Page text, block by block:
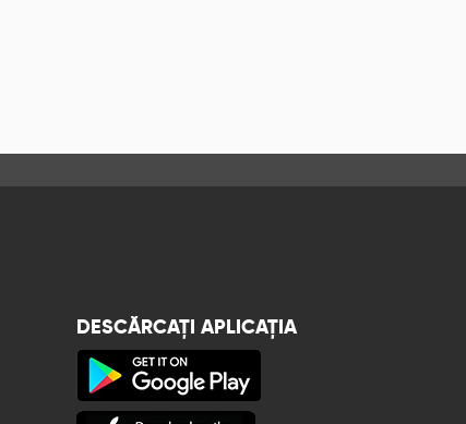
DESCĂRCAȚI APLICAȚIA